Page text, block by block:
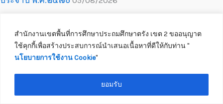
สำนักงานเขตพื้นที่การศึกษาประถมศึกษาตรัง เขต 2 ขออนุญาต
ใช้คุกกี้เพื่อสร้างประสบการณ์นำเสนอเนื้อหาที่ดีให้กับท่าน ''
นโยบายการใช้งาน Cookie''
ยอมรับ
Copyright © 2026 สำนักงานเขตพื้นที่การศึกษาประถมศึกษาตรัง เขต 2